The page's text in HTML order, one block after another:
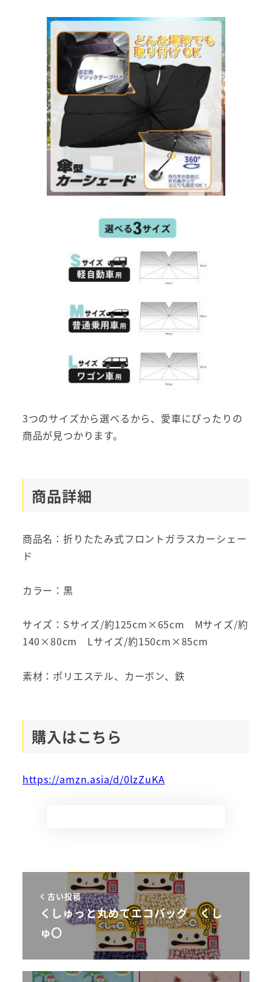
3つのサイズから選べるから、愛車にぴったりの
商品が見つかります。
商品詳細
商品名：折りたたみ式フロントガラスカーシェー
ド
カラー：黒
サイズ：Sサイズ/約125cm×65cm Mサイズ/約
140×80cm Lサイズ/約150cm×85cm
素材：ポリエステル、カーボン、鉄
購入はこちら
https://amzn.asia/d/0lzZuKA
古い投稿
くしゅっと丸めてエコバッグ くし
ゅ〇